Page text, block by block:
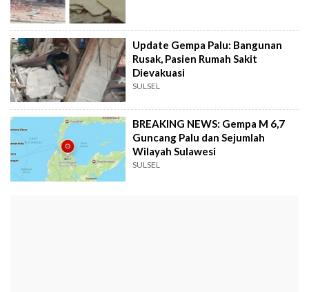
Update Gempa Palu: Bangunan
Rusak, Pasien Rumah Sakit
Dievakuasi
SULSEL
BREAKING NEWS: Gempa M 6,7
Guncang Palu dan Sejumlah
Wilayah Sulawesi
SULSEL